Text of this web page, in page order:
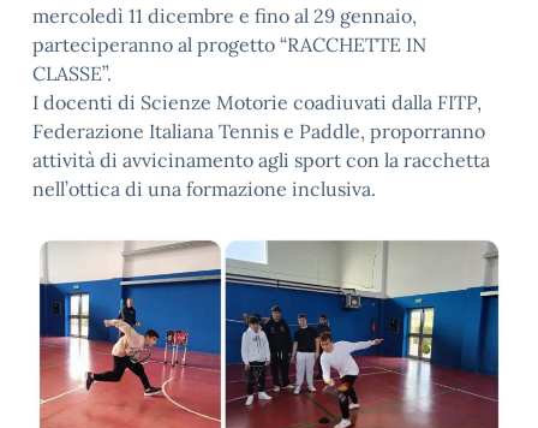
mercoledì 11 dicembre e fino al 29 gennaio,
parteciperanno al progetto “RACCHETTE IN
CLASSE”.
I docenti di Scienze Motorie coadiuvati dalla FITP,
Federazione Italiana Tennis e Paddle, proporranno
attività di avvicinamento agli sport con la racchetta
nell’ottica di una formazione inclusiva.